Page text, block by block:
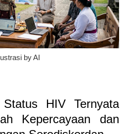
Ilustrasi by AI
Status HIV Ternyata
Kepercayaan dan